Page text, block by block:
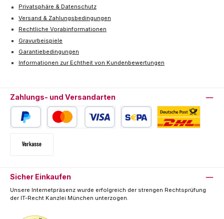
Privatsphäre & Datenschutz
Versand & Zahlungsbedingungen
Rechtliche Vorabinformationen
Gravurbeispiele
Garantiebedingungen
Informationen zur Echtheit von Kundenbewertungen
Zahlungs- und Versandarten
Sicher Einkaufen
Unsere Internetpräsenz wurde erfolgreich der strengen Rechtsprüfung
der IT-Recht Kanzlei München unterzogen.